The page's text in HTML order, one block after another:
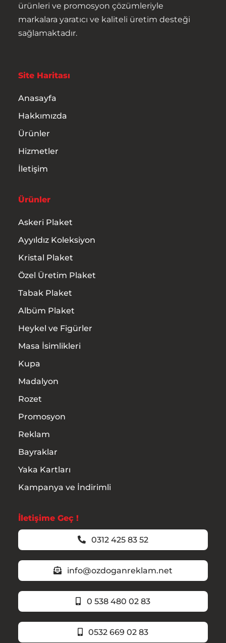
ürünleri ve promosyon çözümleriyle
markalara yaratıcı ve kaliteli üretim desteği
sağlamaktadır.
Site Haritası
Anasayfa
Hakkımızda
Ürünler
Hizmetler
İletişim
Ürünler
Askeri Plaket
Ayyıldız Koleksiyon
Kristal Plaket
Özel Üretim Plaket
Tabak Plaket
Albüm Plaket
Heykel ve Figürler
Masa İsimlikleri
Kupa
Madalyon
Rozet
Promosyon
Reklam
Bayraklar
Yaka Kartları
Kampanya ve İndirimli
İletişime Geç !
0312 425 83 52
info@ozdoganreklam.net
0 538 480 02 83
0532 669 02 83
Hizmetler